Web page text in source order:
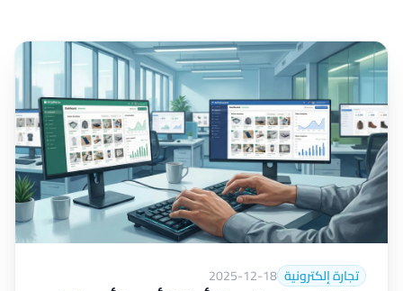
تجارة إلكترونية 2025-12-18